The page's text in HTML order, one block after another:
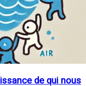
de qui nous